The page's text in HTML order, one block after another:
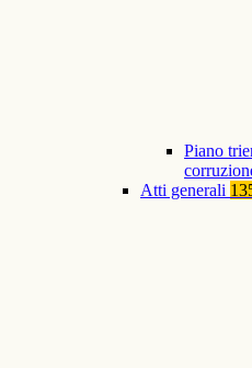
Piano
Atti generali